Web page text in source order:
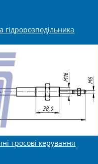
тросові керування